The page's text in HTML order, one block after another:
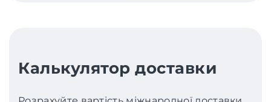
Калькулятор доставки